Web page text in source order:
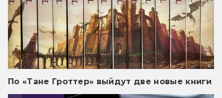
По «Тане Гроттер» выйдут две новые книги